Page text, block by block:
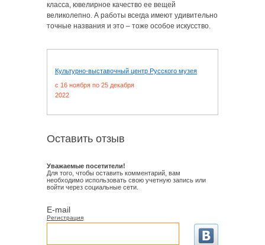
класса, ювелирное качество ее вещей
великолепно. А работы всегда имеют удивительно
точные названия и это – тоже особое искусство.
Культурно-выставочный центр Русского музея
c 16 ноября по 25 декабря
2022
Оставить отзыв
Уважаемые посетители!
Для того, чтобы оставить комментарий, вам
необходимо использовать свою учетную запись или
войти через социальные сети.
E-mail
Регистрация